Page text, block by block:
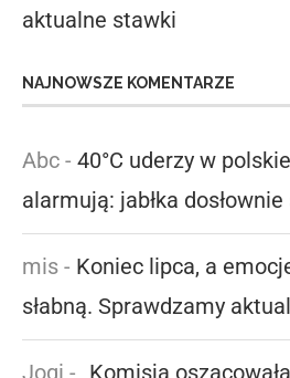
aktualne stawki
NAJNOWSZE KOMENTARZE
Abc - 40°C uderzy w
alarmują: jabłka
mis - Koniec lipca, a
słabną. Sprawdzamy